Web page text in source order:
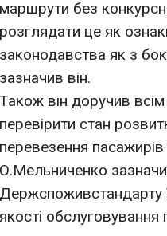
маршрути без
розглядати це як
законодавства як з
зазначив він.
Також він доручив
перевірити стан
перевезення пасажирів
О.Мельниченко
Держспоживстандарту
якості обслуговування